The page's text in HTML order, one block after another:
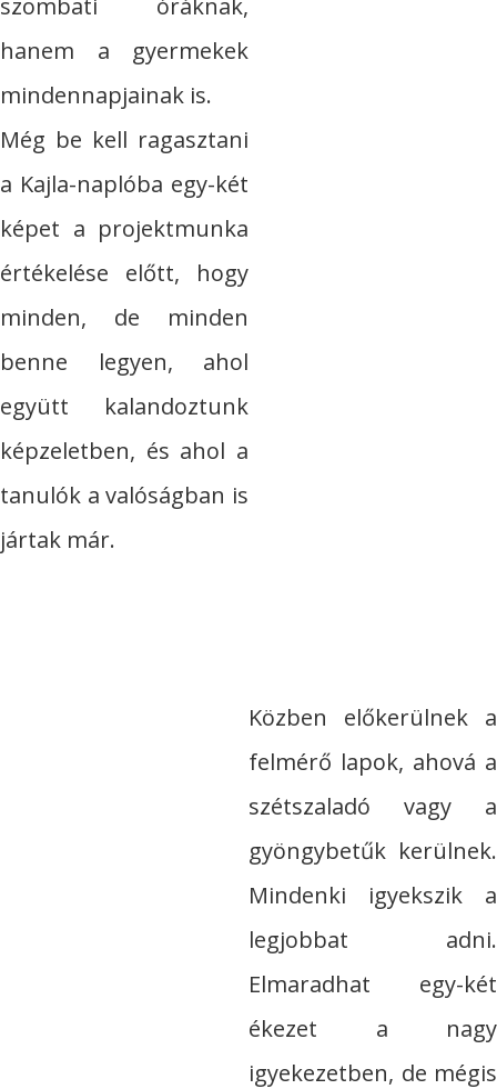
szombati óráknak,
hanem a gyermekek
mindennapjainak is.
Még be kell ragasztani
a Kajla-naplóba egy-két
képet a projektmunka
értékelése előtt, hogy
minden, de minden
benne legyen, ahol
együtt kalandoztunk
képzeletben, és ahol a
tanulók a valóságban is
jártak már.
Közben előkerülnek a
felmérő lapok, ahová a
szétszaladó vagy a
gyöngybetűk kerülnek.
Mindenki igyekszik a
legjobbat adni.
Elmaradhat egy-két
ékezet a nagy
igyekezetben, de mégis